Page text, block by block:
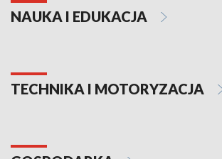
NAUKA I EDUKACJA
TECHNIKA I MOTORYZACJA